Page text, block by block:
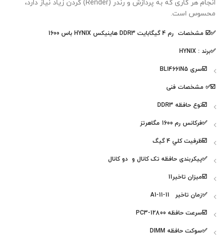
انجام هر کاری که به پردازش و رندر (Render) کردن زیاد نیاز دارد،
محسوس است.
✅☑️ مشخصات رم 4 گیگابایت DDR3 هاینیکس HYNIX باس 1600
✅برند : HYNIX
☑️سری BL14661N5
☑️✅ مشخصات فنی
☑️نوع حافظه DDR3
✅فرکانس رم 1600 مگاهرتز
☑️ظرفيت کلي 4 گیگ
✅پیکربندی حافظه تک کانال و دو کانال
☑️میزان تاخیر11
✅زمان تاخیر A1-11-11
☑️سرعت حافظه PC3-12800
✅سوکت حافظه DIMM